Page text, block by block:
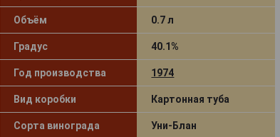
Объём 0.7 л
Градус 40.1%
Год производства 1974
Вид коробки Картонная туба
Сорта винограда Уни-Блан